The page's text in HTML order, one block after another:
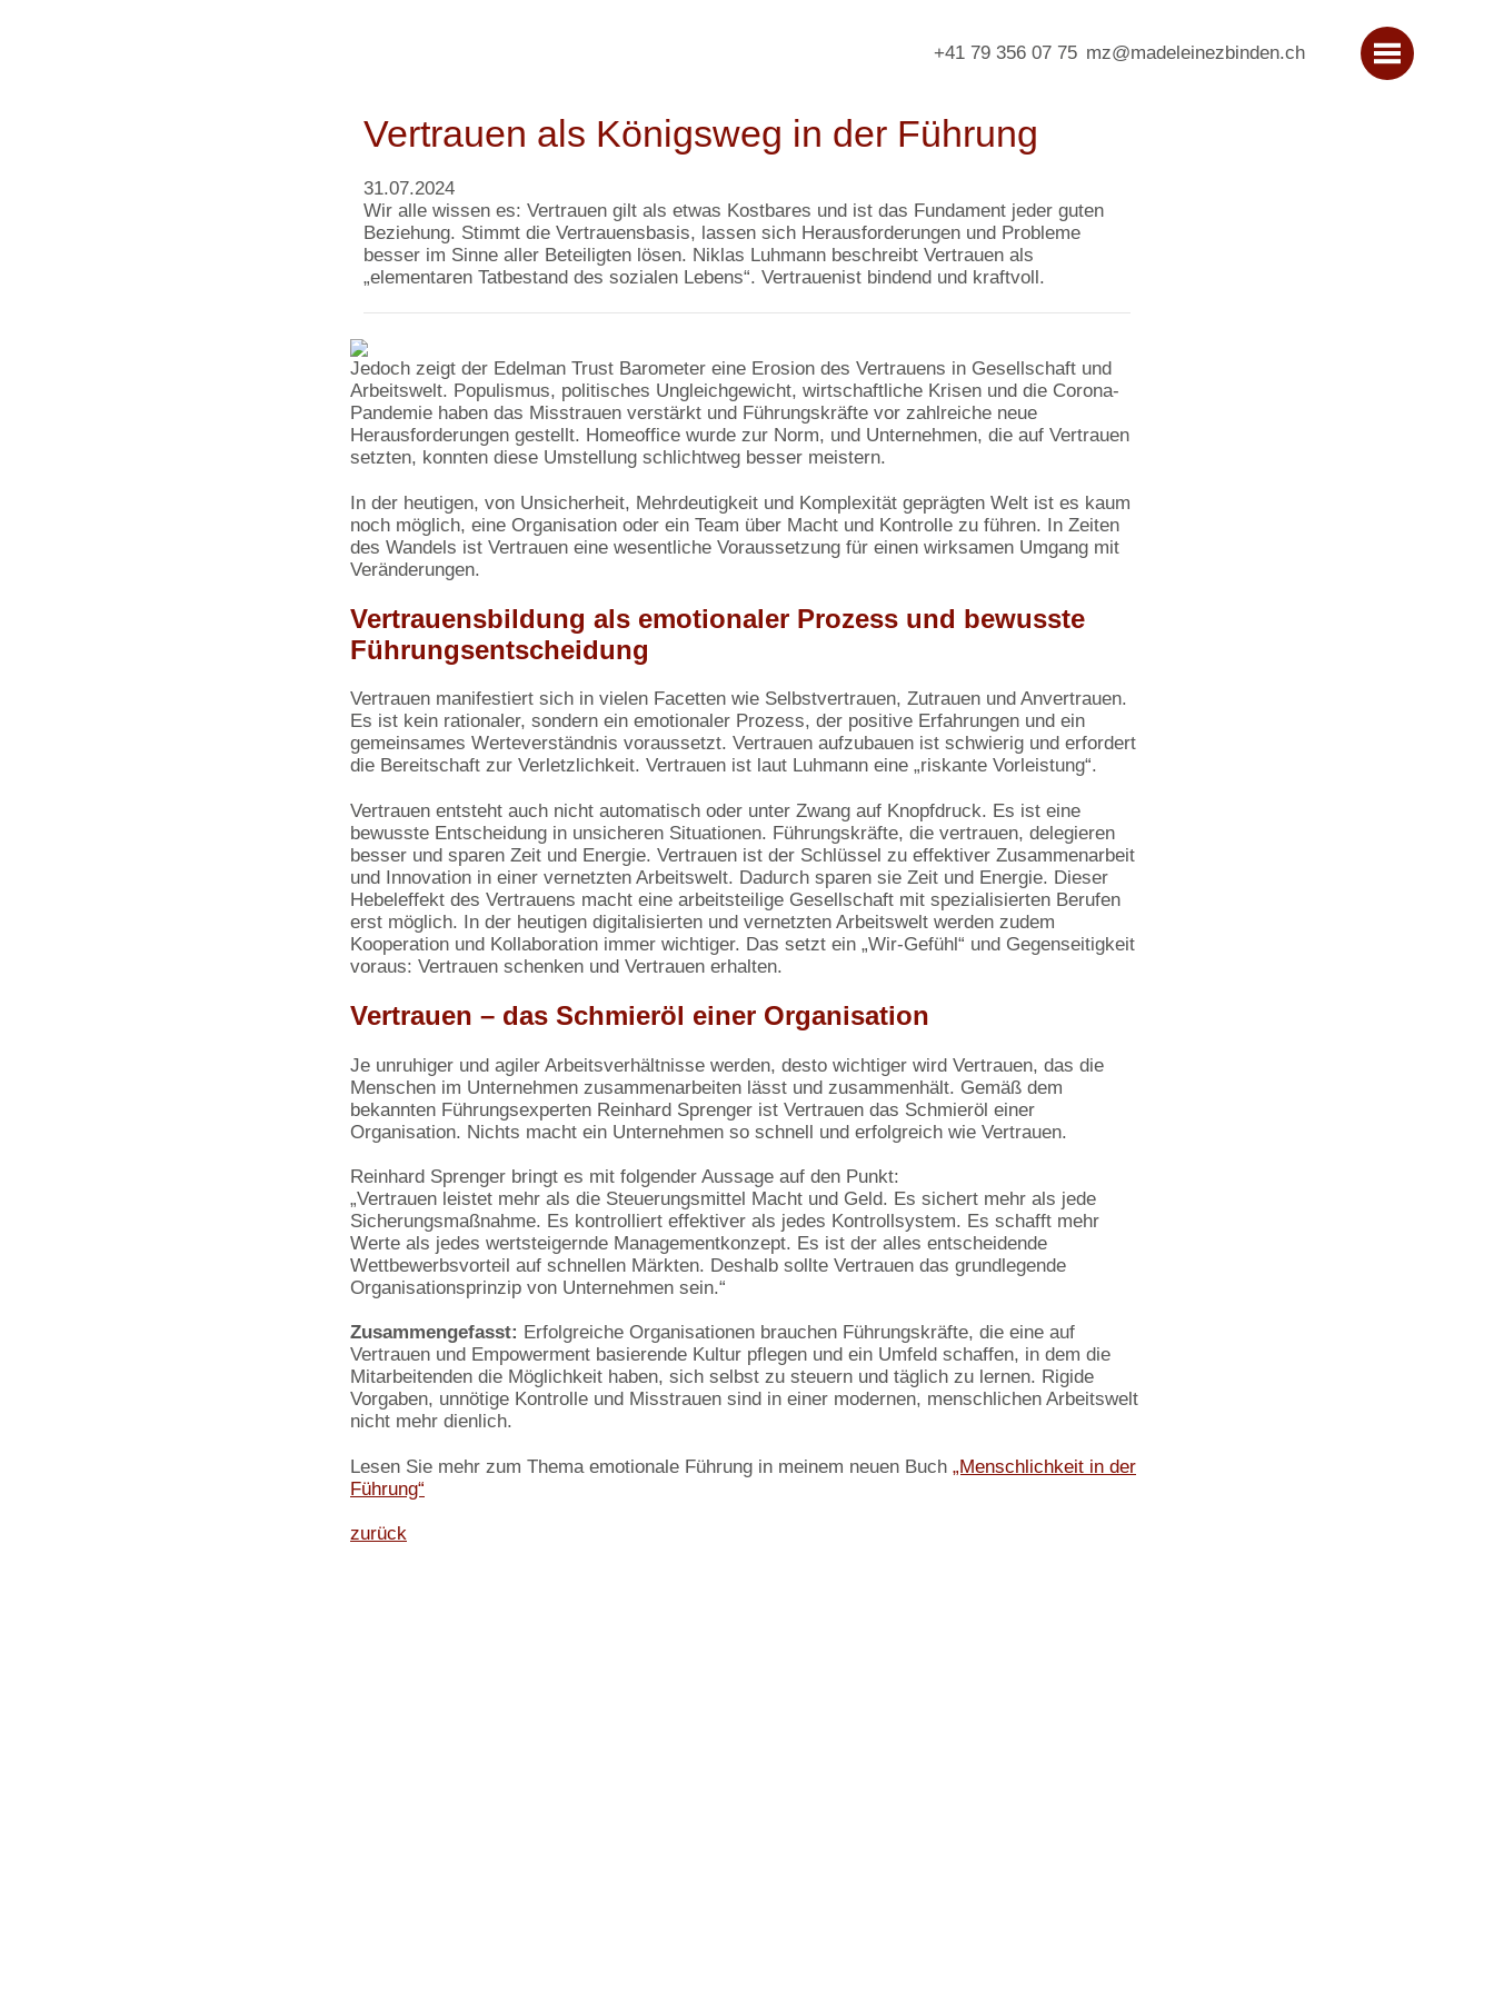
+41 79 356 07 75 mz@madeleinezbinden.ch
Vertrauen als Königsweg in der Führung
31.07.2024
Wir alle wissen es: Vertrauen gilt als etwas Kostbares und ist das Fundament jeder guten
Beziehung. Stimmt die Vertrauensbasis, lassen sich Herausforderungen und Probleme
besser im Sinne aller Beteiligten lösen. Niklas Luhmann beschreibt Vertrauen als
„elementaren Tatbestand des sozialen Lebens“. Vertrauenist bindend und kraftvoll.
Jedoch zeigt der Edelman Trust Barometer eine Erosion des Vertrauens in Gesellschaft und
Arbeitswelt. Populismus, politisches Ungleichgewicht, wirtschaftliche Krisen und die Corona-
Pandemie haben das Misstrauen verstärkt und Führungskräfte vor zahlreiche neue
Herausforderungen gestellt. Homeoffice wurde zur Norm, und Unternehmen, die auf Vertrauen
setzten, konnten diese Umstellung schlichtweg besser meistern.
In der heutigen, von Unsicherheit, Mehrdeutigkeit und Komplexität geprägten Welt ist es kaum
noch möglich, eine Organisation oder ein Team über Macht und Kontrolle zu führen. In Zeiten
des Wandels ist Vertrauen eine wesentliche Voraussetzung für einen wirksamen Umgang mit
Veränderungen.
Vertrauensbildung als emotionaler Prozess und bewusste
Führungsentscheidung
Vertrauen manifestiert sich in vielen Facetten wie Selbstvertrauen, Zutrauen und Anvertrauen.
Es ist kein rationaler, sondern ein emotionaler Prozess, der positive Erfahrungen und ein
gemeinsames Werteverständnis voraussetzt. Vertrauen aufzubauen ist schwierig und erfordert
die Bereitschaft zur Verletzlichkeit. Vertrauen ist laut Luhmann eine „riskante Vorleistung“.
Vertrauen entsteht auch nicht automatisch oder unter Zwang auf Knopfdruck. Es ist eine
bewusste Entscheidung in unsicheren Situationen. Führungskräfte, die vertrauen, delegieren
besser und sparen Zeit und Energie. Vertrauen ist der Schlüssel zu effektiver Zusammenarbeit
und Innovation in einer vernetzten Arbeitswelt. Dadurch sparen sie Zeit und Energie. Dieser
Hebeleffekt des Vertrauens macht eine arbeitsteilige Gesellschaft mit spezialisierten Berufen
erst möglich. In der heutigen digitalisierten und vernetzten Arbeitswelt werden zudem
Kooperation und Kollaboration immer wichtiger. Das setzt ein „Wir-Gefühl“ und Gegenseitigkeit
voraus: Vertrauen schenken und Vertrauen erhalten.
Vertrauen – das Schmieröl einer Organisation
Je unruhiger und agiler Arbeitsverhältnisse werden, desto wichtiger wird Vertrauen, das die
Menschen im Unternehmen zusammenarbeiten lässt und zusammenhält. Gemäß dem
bekannten Führungsexperten Reinhard Sprenger ist Vertrauen das Schmieröl einer
Organisation. Nichts macht ein Unternehmen so schnell und erfolgreich wie Vertrauen.
Reinhard Sprenger bringt es mit folgender Aussage auf den Punkt:
„Vertrauen leistet mehr als die Steuerungsmittel Macht und Geld. Es sichert mehr als jede
Sicherungsmaßnahme. Es kontrolliert effektiver als jedes Kontrollsystem. Es schafft mehr
Werte als jedes wertsteigernde Managementkonzept. Es ist der alles entscheidende
Wettbewerbsvorteil auf schnellen Märkten. Deshalb sollte Vertrauen das grundlegende
Organisationsprinzip von Unternehmen sein.“
Zusammengefasst: Erfolgreiche Organisationen brauchen Führungskräfte, die eine auf
Vertrauen und Empowerment basierende Kultur pflegen und ein Umfeld schaffen, in dem die
Mitarbeitenden die Möglichkeit haben, sich selbst zu steuern und täglich zu lernen. Rigide
Vorgaben, unnötige Kontrolle und Misstrauen sind in einer modernen, menschlichen Arbeitswelt
nicht mehr dienlich.
Lesen Sie mehr zum Thema emotionale Führung in meinem neuen Buch „Menschlichkeit in der
Führung“
zurück